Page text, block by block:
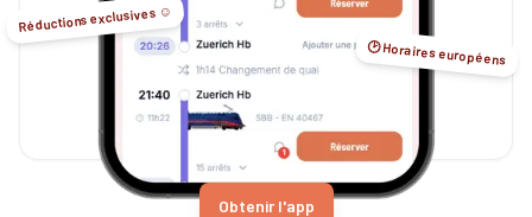
Réductions exclusives ☺️
🕑 Horaires européens
Obtenir l'app